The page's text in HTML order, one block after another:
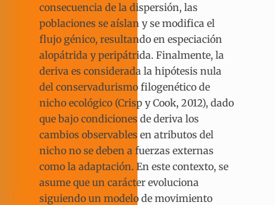
consecuencia de la dispersión, las
poblaciones se aíslan y se modifica el
flujo génico, resultando en especiación
alopátrida y peripátrida. Finalmente, la
deriva es considerada la hipótesis nula
del conservadurismo filogenético de
nicho ecológico (Crisp y Cook, 2012), dado
que bajo condiciones de deriva los
cambios observables en atributos del
nicho no se deben a fuerzas externas
como la adaptación. En este contexto, se
asume que un carácter evoluciona
siguiendo un modelo de movimiento